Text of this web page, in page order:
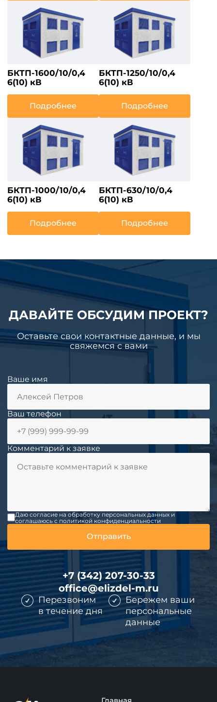
БКТП-1600/10/0,4
6(10) кВ
Подробнее
БКТП-1250/10/0,4
6(10) кВ
Подробнее
БКТП-1000/10/0,4
6(10) кВ
Подробнее
БКТП-630/10/0,4
6(10) кВ
Подробнее
ДАВАЙТЕ ОБСУДИМ ПРОЕКТ?
Оставьте свои контактные данные, и мы
свяжемся с вами
Ваше имя
Ваш телефон
Комментарий к заявке
Даю согласие на обработку персональных данных и
соглашаюсь c политикой конфиденциальности
+7 (342) 207-30-33
office@elizdel-m.ru
Перезвоним
в течение дня
Бережем ваши
персональные
данные
Главная